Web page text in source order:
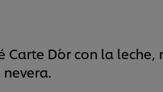
D´or con la